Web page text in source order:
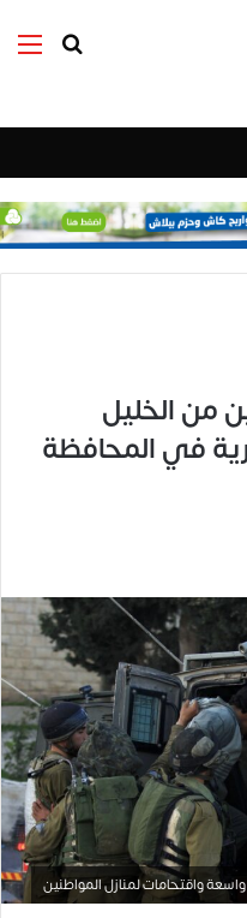
بحث عن
من الخليل
في المحافظة
واقتحامات لمنازل المواطنين